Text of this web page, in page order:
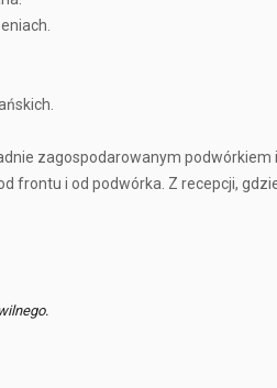
zagospodarowanym
i od podwórka. Z recepcji,